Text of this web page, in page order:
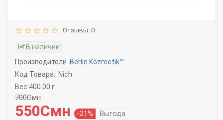
Отзывы: 0
В наличии
Производители Berlin Kozmetik™
Код Товара: Nich
Вес:400.00 г
700Смн
550Смн -21% Выгода